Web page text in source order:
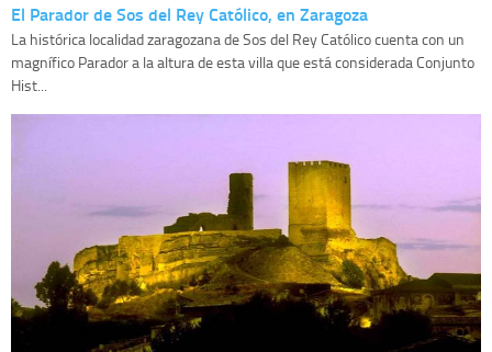
El Parador de Sos del Rey Católico, en Zaragoza
La histórica localidad zaragozana de Sos del Rey Católico cuenta con un
magnífico Parador a la altura de esta villa que está considerada Conjunto
Hist...